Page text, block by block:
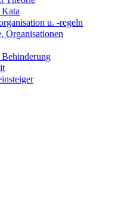
u. -regeln
Organisationen